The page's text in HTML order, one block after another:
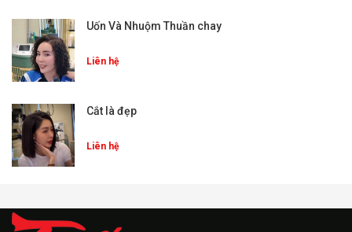
Uốn Và Nhuộm Thuần chay
Liên hệ
Cắt là đẹp
Liên hệ